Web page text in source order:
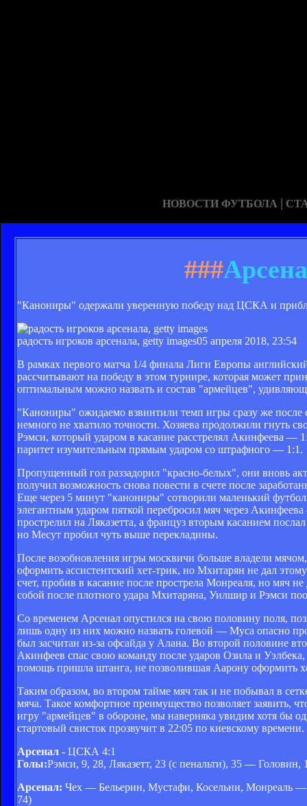
НОВОСТИ ФУТБОЛА |
###
"Канониры" одержали уверенную победу над ЦСКА и
радость игроков арсенала, getty images05 апреля 2018, 23:54
В рамках первого матча 1/4 финала Лиги Европы
рассчитывают на победу в этом турнире, которая может
оптимальным можно назвать и состав "армейцев",
"Канониры" ожидаемо взвинтили темп игры сразу же после
немного не хватило точности. Хозяева продолжили гнуть
Рэмси, который ударом в касание расстрелял Акинфеева —
паритет изумительным прямым ударом со штрафного — 1:1.
Пропущенный гол раззадорил "красно-белых", они вновь
получил возможность снова повести в счете после
Еще через 5 минут "канониры" сотворили маленький
элегантным ударом пяткой перебросил мяч через
прострелил на Ляказетта, а француз вторым касанием
но Месут пробил чуть выше перекладины.
После возобновления игры москвичи больше владели
оформить ассистентский хет-трик, но Мхитарян не дал
счет, пробив в касание после прострела Монреаля, но мяч
собой после плотного удара Мхитаряна, Уилшир и Рэмси
Со временем Арсенал опустился на свою половину поля,
лишь одну из них можно назвать голевой — Муса опасно
был засчитан из-за офсайда у Алана. Во второй половине
Акинфеев спас свою команду после ударов Озила и
помощь пришла штанга, не позволившая Аарону оформить
Таким образом, во втором тайме мяч так и не побывал в
мяча. Такое комфортное преимущество позволяет
игру "армейцев" в обороне, мы наверняка увидим хотя бы
стартовый свисток прозвучит в 22:05 по киевскому времени.
Арсенал - ЦСКА 4:1
Голы:Рэмси, 9, 28, Ляказетт, 23 (с пенальти), 35 — Головин,
Арсенал: Чех — Бельерин, Мустафи, Косельни, Монреаль
74)